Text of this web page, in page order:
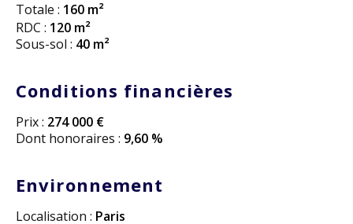
Totale : 160 m²
RDC : 120 m²
Sous-sol : 40 m²
Conditions financières
Prix : 274 000 €
Dont honoraires : 9,60 %
Environnement
Localisation : Paris